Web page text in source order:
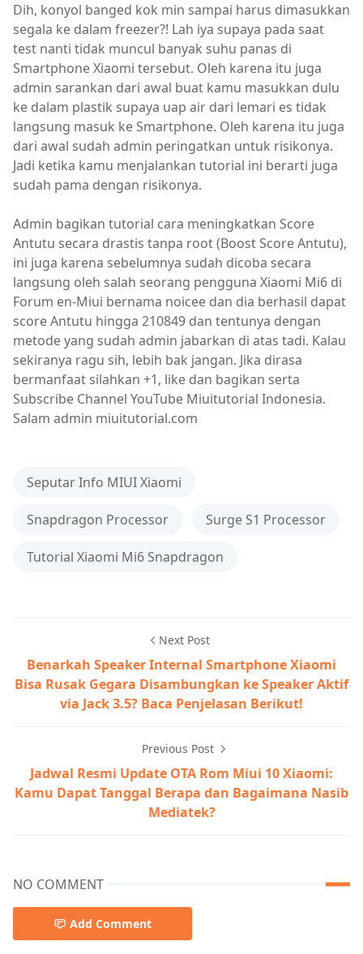
Dih, konyol banged kok min sampai harus dimasukkan
segala ke dalam freezer?! Lah iya supaya pada saat
test nanti tidak muncul banyak suhu panas di
Smartphone Xiaomi tersebut. Oleh karena itu juga
admin sarankan dari awal buat kamu masukkan dulu
ke dalam plastik supaya uap air dari lemari es tidak
langsung masuk ke Smartphone. Oleh karena itu juga
dari awal sudah admin peringatkan untuk risikonya.
Jadi ketika kamu menjalankan tutorial ini berarti juga
sudah pama dengan risikonya.
Admin bagikan tutorial cara meningkatkan Score
Antutu secara drastis tanpa root (Boost Score Antutu),
ini juga karena sebelumnya sudah dicoba secara
langsung oleh salah seorang pengguna Xiaomi Mi6 di
Forum en-Miui bernama noicee dan dia berhasil dapat
score Antutu hingga 210849 dan tentunya dengan
metode yang sudah admin jabarkan di atas tadi. Kalau
sekiranya ragu sih, lebih bak jangan. Jika dirasa
bermanfaat silahkan +1, like dan bagikan serta
Subscribe Channel YouTube Miuitutorial Indonesia.
Salam admin miuitutorial.com
Seputar Info MIUI Xiaomi
Snapdragon Processor Surge S1 Processor
Tutorial Xiaomi Mi6 Snapdragon
Next Post
Benarkah Speaker Internal Smartphone Xiaomi
Bisa Rusak Gegara Disambungkan ke Speaker Aktif
via Jack 3.5? Baca Penjelasan Berikut!
Previous Post
Jadwal Resmi Update OTA Rom Miui 10 Xiaomi:
Kamu Dapat Tanggal Berapa dan Bagaimana Nasib
Mediatek?
NO COMMENT
Add Comment